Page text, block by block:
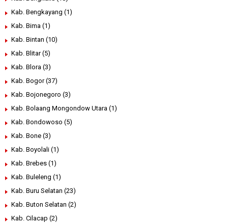
Kab. Bengkayang (1)
Kab. Bima (1)
Kab. Bintan (10)
Kab. Blitar (5)
Kab. Blora (3)
Kab. Bogor (37)
Kab. Bojonegoro (3)
Kab. Bolaang Mongondow Utara (1)
Kab. Bondowoso (5)
Kab. Bone (3)
Kab. Boyolali (1)
Kab. Brebes (1)
Kab. Buleleng (1)
Kab. Buru Selatan (23)
Kab. Buton Selatan (2)
Kab. Cilacap (2)